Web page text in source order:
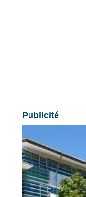
Publicité